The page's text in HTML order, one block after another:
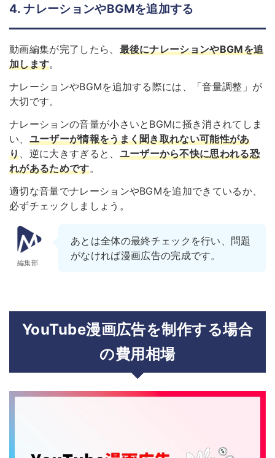
4. ナレーションやBGMを追加する
動画編集が完了したら、 最後にナレーションやBGMを追
加します。
ナレーションやBGMを追加する際には、「音量調整」が
大切です。
ナレーションの音量が小さいとBGMに掻き消されてしま
い、 ユーザーが情報をうまく聞き取れない可能性があ
り、 逆に大きすぎると、 ユーザーから不快に思われる恐
れがあるためです。
適切な音量でナレーションやBGMを追加できているか、
必ずチェックしましょう。
編集部
あとは全体の最終チェックを行い、問題
がなければ漫画広告の完成です。
YouTube漫画広告を制作する場合
の費用相場